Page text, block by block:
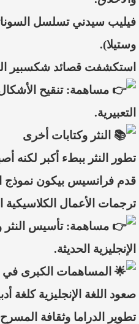
فيليب سيدني تسلسل
وستيلا).
استكشفت قصائد شكسبير
مساهمة: تنقيح الأشكال
التعبيرية.
النثر وكتابات أخرى
تطور النثر ببطء أكبر لكنه
قدم فرانسيس بيكون نموذج
ترجمات الأعمال
مساهمة: تأسيس النثر
الإنجليزية الحديثة.
المساهمات الكبرى في
صعود اللغة الإنجليزية كلغة
تطوير الدراما وثقافة المسرح